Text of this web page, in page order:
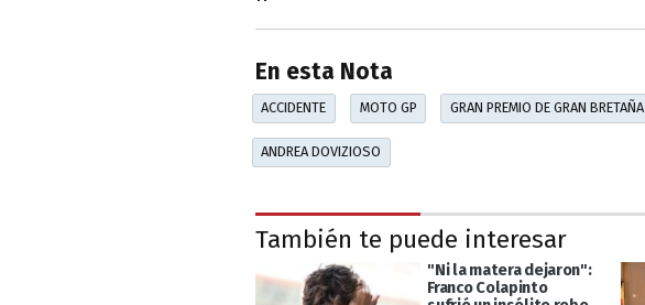
En esta Nota
ACCIDENTE MOTO GP GRAN PREMIO DE GRAN BRETAÑA
ANDREA DOVIZIOSO
También te puede interesar
"Ni la matera dejaron":
Franco Colapinto